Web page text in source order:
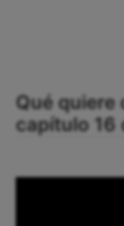
Qué quiere
capítulo 16